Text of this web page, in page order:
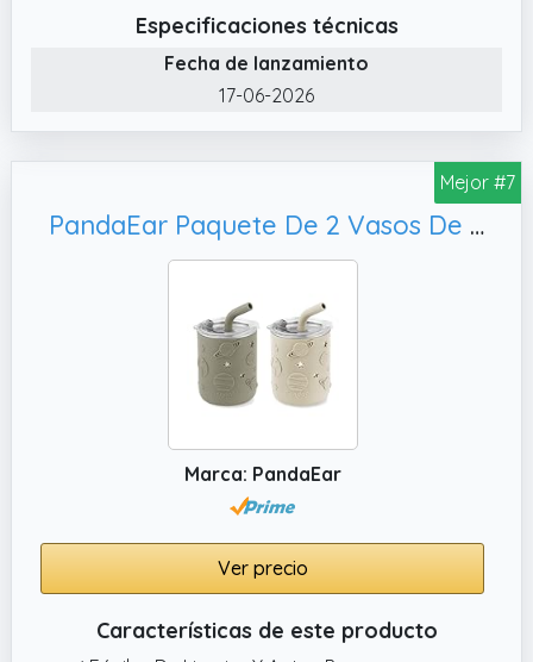
✔️ ANTIDERRAME. Vaso con pajita con
sistema antigoteo
✔️ ERGONÓMICO. Vaso de entrenamiento
adaptado a las manos de los bebés y niños,
fácil de usar
Especificaciones técnicas
Fecha de lanzamiento
17-06-2026
Mejor #7
PandaEar Paquete De 2 Vasos De Acero Inoxidable Para Niños Con Tapas Y Fundas De Silicona | 260 ml Vasos Antiderrames Con Tope Para Pajilla Y Pajillas Suaves Para La Dentición De Bebés (Beige Y Caqui)
Marca: PandaEar
Ver precio
Características de este producto